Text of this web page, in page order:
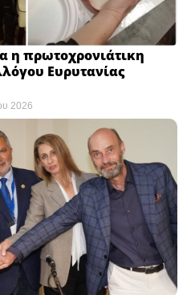
η πρωτοχρονιάτικη
Ευρυτανίας
2026